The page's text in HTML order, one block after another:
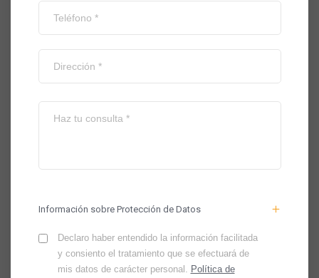
Información sobre Protección de Datos
Declaro haber entendido la información facilitada
y consiento el tratamiento que se efectuará de
mis datos de carácter personal. Política de